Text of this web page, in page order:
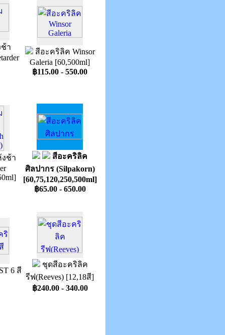
า
สีอะคริลิค Winsor
Galeria [60,500ml]
฿115.00 - 550.00
ช้า
สีอะคริลิค
ศิลปากร (Silpakorn)
[60,75,120,250,500ml]
฿65.00 - 650.00
6 สี
ชุดสีอะคริลิค
รีฟ(Reeves) [12,18สี]
฿240.00 - 340.00